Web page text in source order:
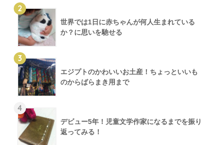
2
世界では1日に赤ちゃんが何人生まれている
か？に思いを馳せる
3
エジプトのかわいいお土産！ちょっといいも
のからばらまき用まで
4
デビュー5年！児童文学作家になるまでを振り
返ってみる！